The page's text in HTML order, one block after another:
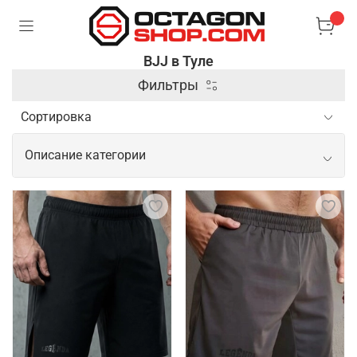
BJJ в Туле
Фильтры
Описание категории
Профессиональные товары для BJJ
Для занятий бразильским джиу-джитсу важна
специализированная экипировка, которая
обеспечивает комфорт и безопасность во время
тренировок и соревнований. Основным элементом
является кимоно, выполненное из прочного
материала, способного выдерживать интенсивные
захваты и рывки. Также популярны рашгарды и